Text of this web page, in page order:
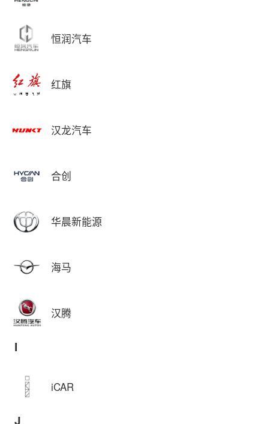
恒润汽车
红旗
汉龙汽车
合创
华晨新能源
海马
汉腾
I
iCAR
J